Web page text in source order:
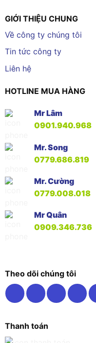
GIỚI THIỆU CHUNG
Về công ty chúng tôi
Tin tức công ty
Liên hệ
HOTLINE MUA HÀNG
Mr Lâm
0901.940.968
Mr. Song
0779.686.819
Mr. Cường
0779.008.018
Mr Quân
0909.346.736
Theo dõi chúng tôi
Thanh toán